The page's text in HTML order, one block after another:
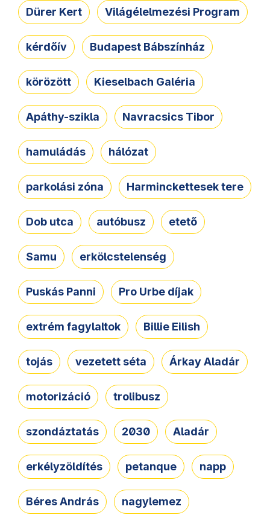
Dürer Kert Világélelmezési Program
kérdőív Budapest Bábszínház
körözött Kieselbach Galéria
Apáthy-szikla Navracsics Tibor
hamuládás hálózat
parkolási zóna Harminckettesek tere
Dob utca autóbusz etető
Samu erkölcstelenség
Puskás Panni Pro Urbe díjak
extrém fagylaltok Billie Eilish
tojás vezetett séta Árkay Aladár
motorizáció trolibusz
szondáztatás 2030 Aladár
erkélyzöldítés petanque napp
Béres András nagylemez